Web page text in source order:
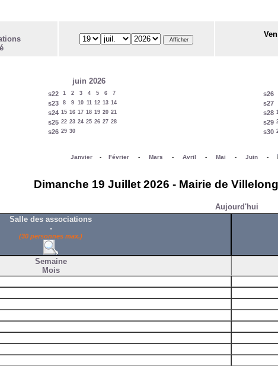
juin 2026
s22 1 2 3 4 5 6 7
s23 8 9 10 11 12 13 14
s24 15 16 17 18 19 20 21
s25 22 23 24 25 26 27 28
s26 29 30
s26
s27
s28
s29
s30
Janvier- Février- Mars - Avril - Mai - Juin-
Dimanche 19 Juillet 2026 - Mairie de
Aujourd'hui
Salle des associations
-
(30 personnes max.)
Semaine
Mois